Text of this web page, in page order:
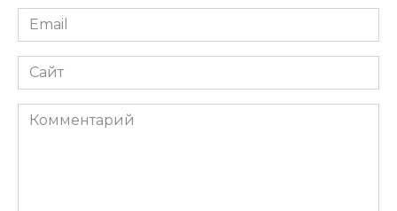
Email
*
Сайт
Комментарий